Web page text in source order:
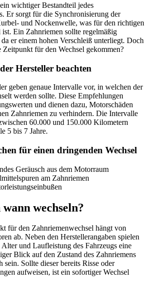
wichtiger Bestandteil jedes
Er sorgt für die Synchronisierung der
und Nockenwelle, was für den richtigen
Ein Zahnriemen sollte regelmäßig
er einem hohen Verschleiß unterliegt. Doch
für den Wechsel gekommen?
Hersteller beachten
geben genaue Intervalle vor, in welchen der
werden sollte. Diese Empfehlungen
und dienen dazu, Motorschäden
Zahnriemen zu verhindern. Die Intervalle
60.000 und 150.000 Kilometern
5 bis 7 Jahre.
für einen dringenden Wechsel
Geräusch aus dem Motorraum
am Zahnriemen
wechseln?
für den Zahnriemenwechsel hängt von
ab. Neben den Herstellerangaben spielen
und Laufleistung des Fahrzeugs eine
Blick auf den Zustand des Zahnriemens
sein. Sollte dieser bereits Risse oder
aufweisen, ist ein sofortiger Wechsel